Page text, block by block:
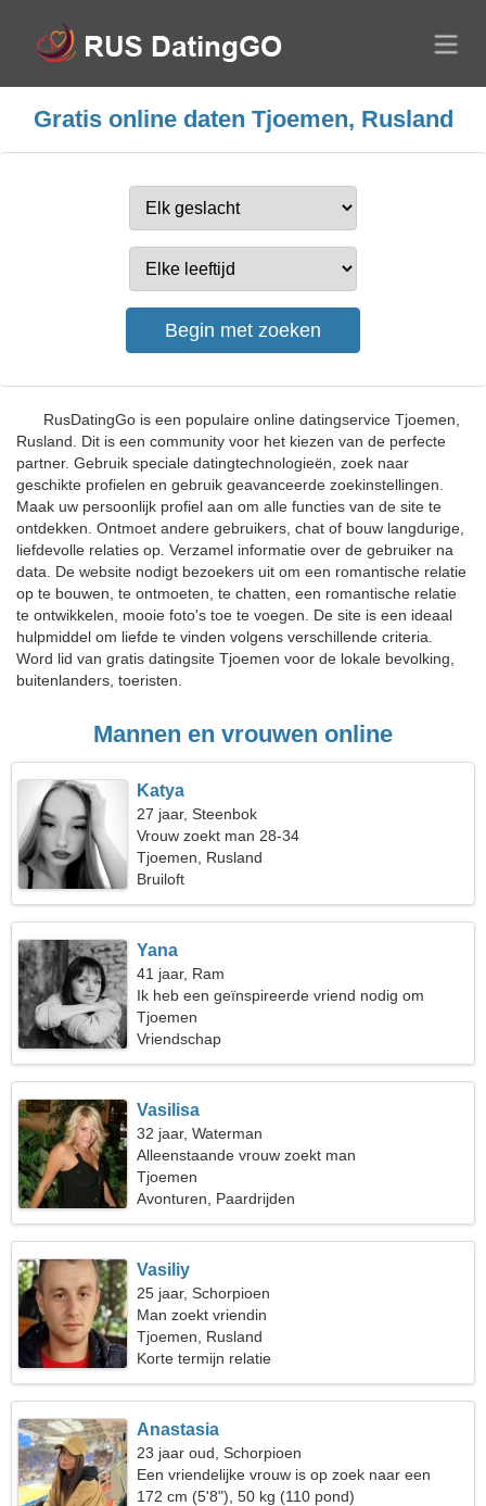
Gratis online daten Tjoemen, Rusland
RusDatingGo is een populaire online datingservice Tjoemen,
Rusland. Dit is een community voor het kiezen van de perfecte
partner. Gebruik speciale datingtechnologieën, zoek naar
geschikte profielen en gebruik geavanceerde zoekinstellingen.
Maak uw persoonlijk profiel aan om alle functies van de site te
ontdekken. Ontmoet andere gebruikers, chat of bouw langdurige,
liefdevolle relaties op. Verzamel informatie over de gebruiker na
data. De website nodigt bezoekers uit om een romantische relatie
op te bouwen, te ontmoeten, te chatten, een romantische relatie
te ontwikkelen, mooie foto's toe te voegen. De site is een ideaal
hulpmiddel om liefde te vinden volgens verschillende criteria.
Word lid van gratis datingsite Tjoemen voor de lokale bevolking,
buitenlanders, toeristen.
Mannen en vrouwen online
Katya
27 jaar, Steenbok
Vrouw zoekt man 28-34
Tjoemen, Rusland
Bruiloft
Yana
41 jaar, Ram
Ik heb een geïnspireerde vriend nodig om
samen te koken
Tjoemen
Vriendschap
Vasilisa
32 jaar, Waterman
Alleenstaande vrouw zoekt man
Tjoemen
Avonturen, Paardrijden
Vasiliy
25 jaar, Schorpioen
Man zoekt vriendin
Tjoemen, Rusland
Korte termijn relatie
Anastasia
23 jaar oud, Schorpioen
Een vriendelijke vrouw is op zoek naar een
liefdesrelatie
172 cm (5'8"), 50 kg (110 pond)